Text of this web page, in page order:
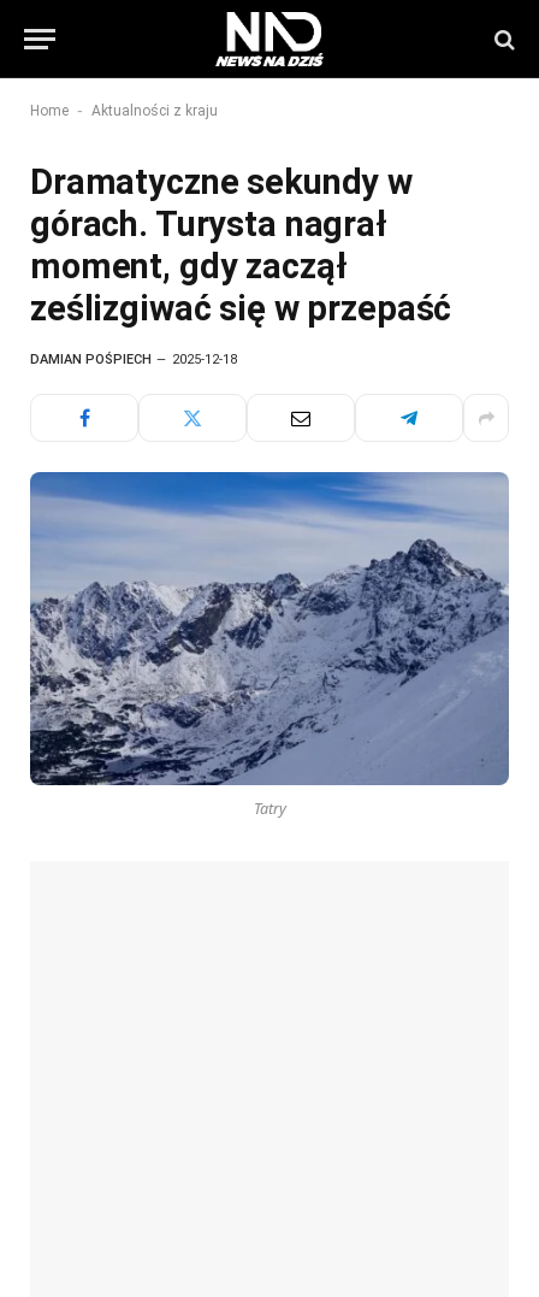
Home - Aktualności z kraju
Dramatyczne sekundy w
górach. Turysta nagrał
moment, gdy zaczął
ześlizgiwać się w przepaść
DAMIAN POŚPIECH 2025-12-18
Tatry